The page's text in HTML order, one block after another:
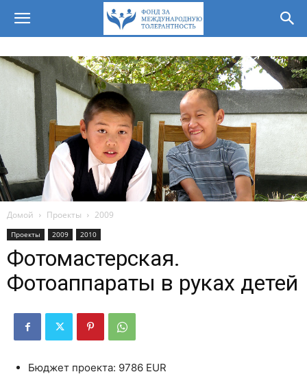
Домой Проекты 2009
Проекты 2009 2010
Фотомастерская.
Фотоаппараты в руках детей
Бюджет проекта: 9786 EUR